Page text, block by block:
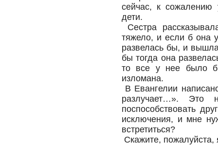
сейчас, к сожалению
дети.
Сестра
тяжело, и если б она
развелась бы, и
бы тогда она
то все у нее было
изломана.
В Евангелии
разлучает…». Это
поспособствовать
исключения, и мне
встретиться?
Скажите, пожалуйста,